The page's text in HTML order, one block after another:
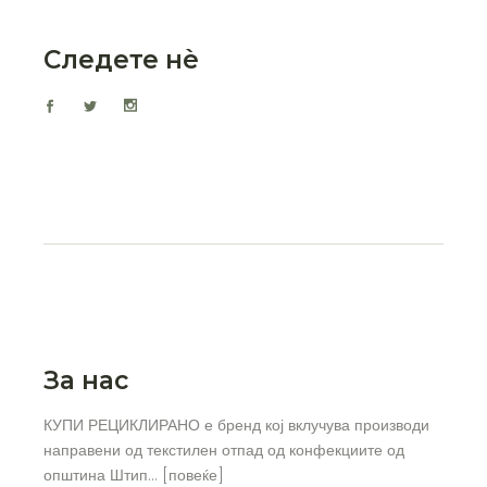
Следете нѐ
За нас
КУПИ РЕЦИКЛИРАНО е бренд кој вклучува производи
направени од текстилен отпад од конфекциите од
општина Штип… [ повеќе